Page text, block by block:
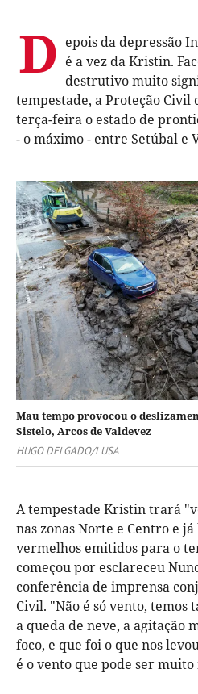
D epois da depressão
é a vez da Kristin.
destrutivo muito
tempestade, a Proteção Civil
terça-feira o estado de
- o máximo - entre Setúbal e
Mau tempo provocou o
Sistelo, Arcos de Valdevez
HUGO DELGADO/LUSA
A tempestade Kristin trará
nas zonas Norte e Centro e
vermelhos emitidos para o
começou por esclareceu
conferência de imprensa
Civil. "Não é só vento, temos
a queda de neve, a agitação
foco, e que foi o que nos
é o vento que pode ser